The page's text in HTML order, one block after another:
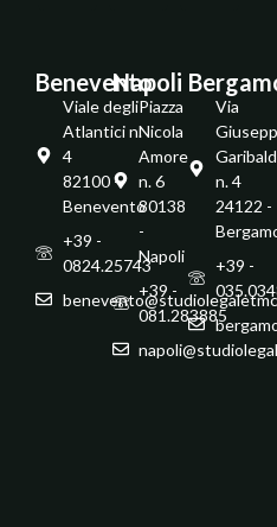
Benevento
Viale degli
Atlantici n.
4
82100 -
Benevento
+39 -
0824.25743
Napoli
Piazza
Nicola
Amore
n. 6
80138
-
Napoli
+39 -
081.283885
Via
n. 4
24122 -
+39 -